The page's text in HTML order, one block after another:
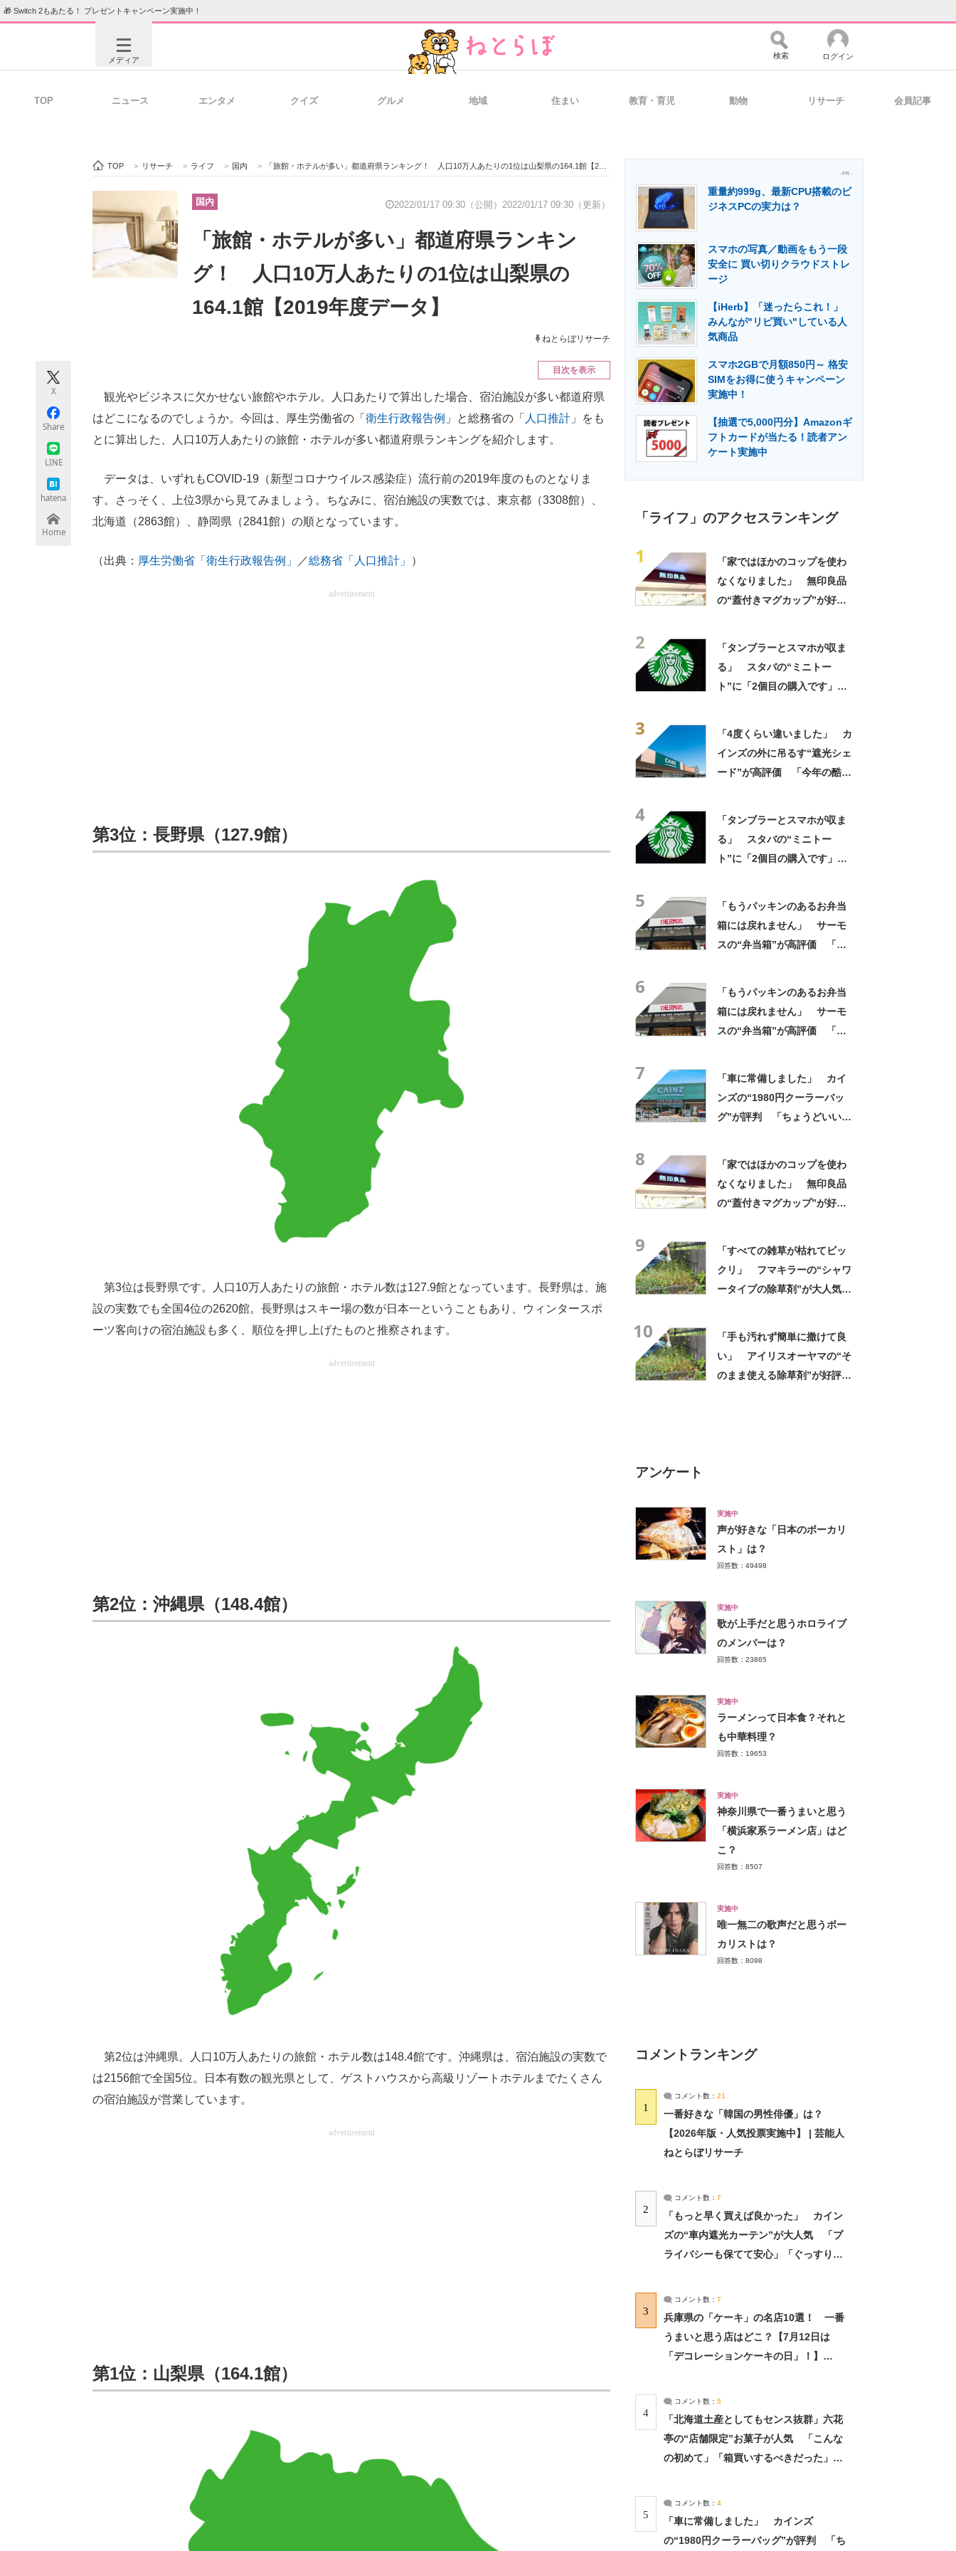
🎁 Switch 2もあたる！ プレゼントキャンペーン実施中！
メディア
ビジネスと働き方のヒント 経営リーダーのコミュニティ マーケ×ITの今がよく分かる
ITエンジニア向け専門サイト IT製品の技術・比較・事例 製造業のIT導入・活用を支援
エネルギーの専門メディア 建設×テクノロジーの最前線
ちょっと気になるネットの話題
検索 ログイン
TOP ニュース エンタメ クイズ グルメ 地域 住まい 教育・育児 動物 リサーチ 会員記事
TOP > リサーチ > ライフ > 国内 > 「旅館・ホテルが多い」都道府県ランキング！ 人口10万人あたりの1位は山梨県の164.1館【2019年度データ】
国内 2022/01/17 09:30（公開） 2022/01/17 09:30（更新）
「旅館・ホテルが多い」都道府県ランキン
グ！ 人口10万人あたりの1位は山梨県の
164.1館【2019年度データ】
ねとらぼリサーチ
X
Share
LINE
hatena
Home
目次を表示
観光やビジネスに欠かせない旅館やホテル。人口あたりで算出した場合、宿泊施設が多い都道府県
はどこになるのでしょうか。今回は、厚生労働省の「 衛生行政報告例 」と総務省の「 人口推計 」をも
とに算出した、人口10万人あたりの旅館・ホテルが多い都道府県ランキングを紹介します。
データは、いずれもCOVID-19（新型コロナウイルス感染症）流行前の2019年度のものとなりま
す。さっそく、上位3県から見てみましょう。ちなみに、宿泊施設の実数では、東京都（3308館）、
北海道（2863館）、静岡県（2841館）の順となっています。
（出典： 厚生労働省「衛生行政報告例」 ／総務省「人口推計」 ）
advertisement
第3位：長野県（127.9館）
第3位は長野県です。人口10万人あたりの旅館・ホテル数は127.9館となっています。長野県は、施
設の実数でも全国4位の2620館。長野県はスキー場の数が日本一ということもあり、ウィンタースポ
ーツ客向けの宿泊施設も多く、順位を押し上げたものと推察されます。
advertisement
第2位：沖縄県（148.4館）
第2位は沖縄県。人口10万人あたりの旅館・ホテル数は148.4館です。沖縄県は、宿泊施設の実数で
は2156館で全国5位。日本有数の観光県として、ゲストハウスから高級リゾートホテルまでたくさん
の宿泊施設が営業しています。
advertisement
第1位：山梨県（164.1館）
- PR -
重量約999g、最新CPU搭載のビ
ジネスPCの実力は？
スマホの写真／動画をもう一段
安全に 買い切りクラウドストレ
ージ
【iHerb】「迷ったらこれ！」
みんなが"リピ買い"している人
気商品
スマホ2GBで月額850円～ 格安
SIMをお得に使うキャンペーン
実施中！
【抽選で5,000円分】Amazonギ
フトカードが当たる！読者アン
ケート実施中
「ライフ」のアクセスランキング
1
「家ではほかのコップを使わ
なくなりました」 無印良品
の“蓋付きマグカップ”が好
2
「タンブラーとスマホが収ま
る」 スタバの“ミニトー
ト”に「2個目の購入です」
3
「4度くらい違いました」 カ
インズの外に吊るす“遮光シェ
ード”が高評価 「今年の酷暑
4
「タンブラーとスマホが収ま
る」 スタバの“ミニトー
ト”に「2個目の購入です」
5
「もうパッキンのあるお弁当
箱には戻れません」 サーモ
スの“弁当箱”が高評価 「想
6
「もうパッキンのあるお弁当
箱には戻れません」 サーモ
スの“弁当箱”が高評価 「想
7
「車に常備しました」 カイ
ンズの“1980円クーラーバッ
グ”が評判 「ちょうどいい大
8
「家ではほかのコップを使わ
なくなりました」 無印良品
の“蓋付きマグカップ”が好
9
「すべての雑草が枯れてビッ
クリ」 フマキラーの“シャワ
ータイプの除草剤”が大人気
10
「手も汚れず簡単に撒けて良
い」 アイリスオーヤマの“そ
のまま使える除草剤”が好評
アンケート
実施中
声が好きな「日本のボーカリ
スト」は？
回答数：49498
実施中
歌が上手だと思うホロライブ
のメンバーは？
回答数：23865
実施中
ラーメンって日本食？それと
も中華料理？
回答数：19653
実施中
神奈川県で一番うまいと思う
「横浜家系ラーメン店」はど
こ？
回答数：8507
実施中
唯一無二の歌声だと思うボー
カリストは？
回答数：8098
コメントランキング
1
コメント数： 21
一番好きな「韓国の男性俳優」は？
【2026年版・人気投票実施中】 | 芸能人
ねとらぼリサーチ
2
コメント数： 7
「もっと早く買えば良かった」 カイン
ズの“車内遮光カーテン”が大人気 「プ
ライバシーも保てて安心」「ぐっすり眠
3
コメント数： 7
兵庫県の「ケーキ」の名店10選！ 一番
うまいと思う店はどこ？【7月12日は
「デコレーションケーキの日」！】
4
コメント数： 5
「北海道土産としてもセンス抜群」六花
亭の“店舗限定”お菓子が人気 「こんな
の初めて」「箱買いするべきだった」
5
コメント数： 4
「車に常備しました」 カインズ
の“1980円クーラーバッグ”が評判 「ち